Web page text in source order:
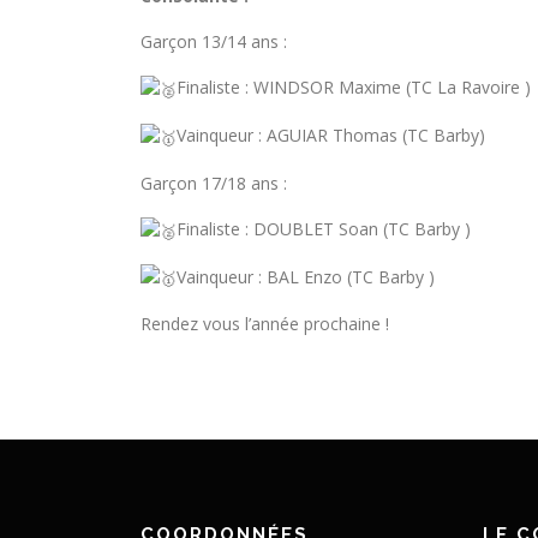
Garçon 13/14 ans :
Finaliste : WINDSOR Maxime (TC La Ravoire )
Vainqueur : AGUIAR Thomas (TC Barby)
Garçon 17/18 ans :
Finaliste : DOUBLET Soan (TC Barby )
Vainqueur : BAL Enzo (TC Barby )
Rendez vous l’année prochaine !